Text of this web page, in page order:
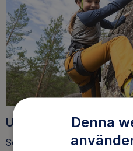
Upptäck nya äventyr
Som medlem har du tillgång
Denna